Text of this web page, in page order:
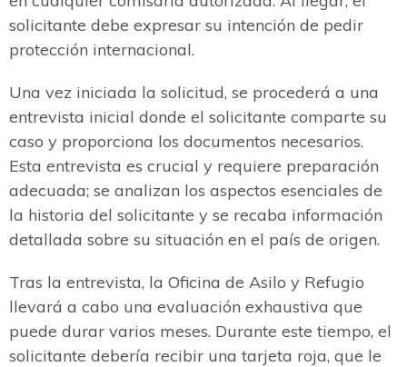
solicitante debe expresar su intención de pedir
protección internacional.
Una vez iniciada la solicitud, se procederá a una
entrevista inicial donde el solicitante comparte su
caso y proporciona los documentos necesarios.
Esta entrevista es crucial y requiere preparación
adecuada; se analizan los aspectos esenciales de
la historia del solicitante y se recaba información
detallada sobre su situación en el país de origen.
Tras la entrevista, la Oficina de Asilo y Refugio
llevará a cabo una evaluación exhaustiva que
puede durar varios meses. Durante este tiempo, el
solicitante debería recibir una tarjeta roja, que le